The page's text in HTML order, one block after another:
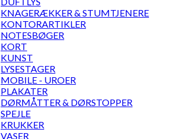
KNAGERÆKKER & STUMTJENERE
KONTORARTIKLER
NOTESBØGER
KORT
KUNST
LYSESTAGER
MOBILE - UROER
PLAKATER
DØRMÅTTER & DØRSTOPPER
SPEJLE
KRUKKER
VASER